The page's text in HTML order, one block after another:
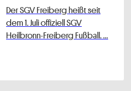
Der SGV Freiberg heißt seit
dem 1. Juli offiziell SGV
Heilbronn-Freiberg Fußball. …